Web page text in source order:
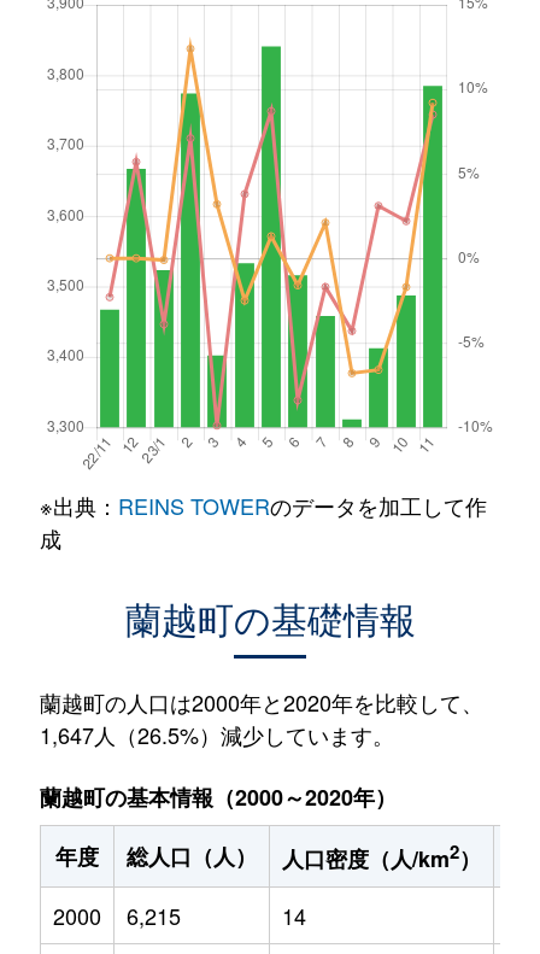
※出典： REINS TOWERのデータを加工して作
成
蘭越町の基礎情報
蘭越町の人口は2000年と2020年を比較して、
1,647人（26.5%）減少しています。
蘭越町の基本情報（2000～2020年）
年度
総人口（人） 人口密度（人/km2）
2000
6,215 14